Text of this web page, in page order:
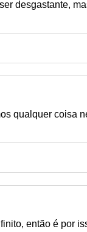
desgastante,
qualquer coisa
então é por